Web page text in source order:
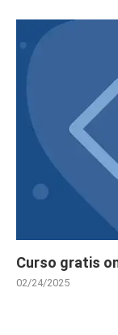
Curso gratis
02/24/2025